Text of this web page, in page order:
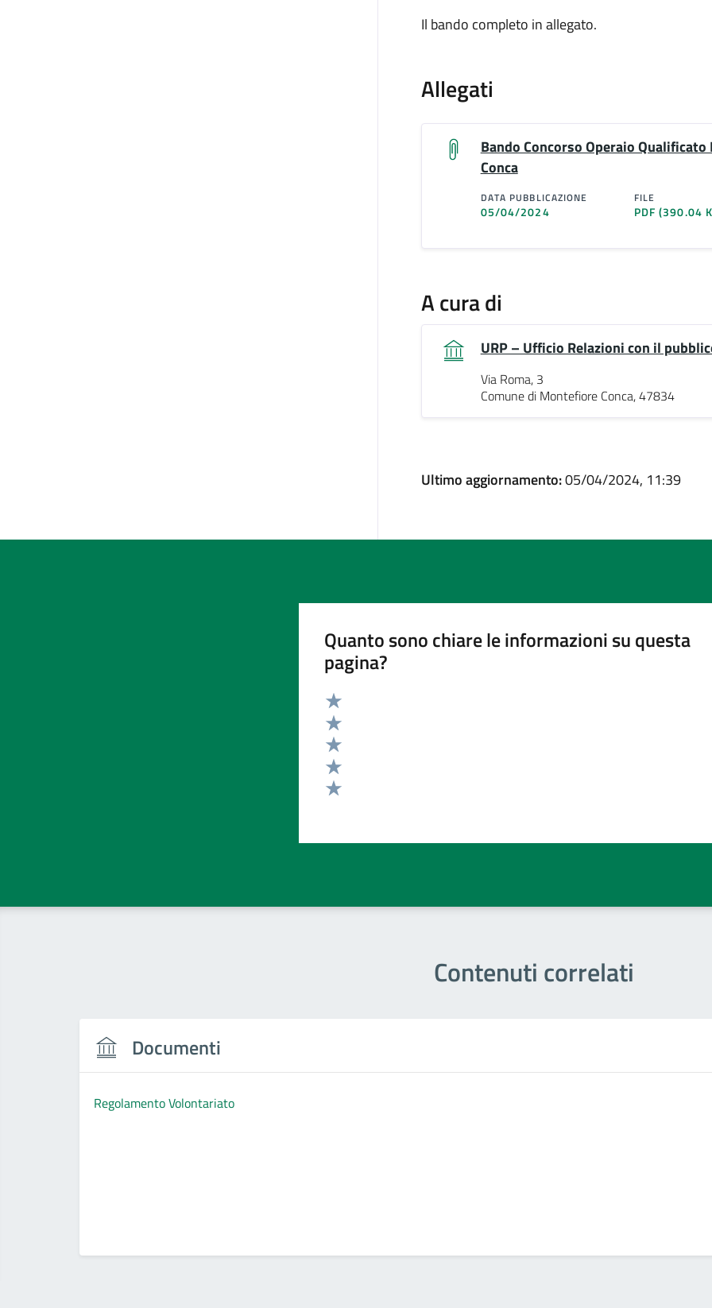
Il bando completo in allegato.
Allegati
Bando Concorso Operaio
Conca
DATA PUBBLICAZIONE
05/04/2024
FILE
PDF(390.04
A cura di
URP – Ufficio Relazioni con il
Via Roma, 3
Comune di Montefiore Conca, 47834
Ultimo aggiornamento:05/04/2024, 11:39
Quanto sono chiare le informazioni su questa
pagina?
Valuta 5 stelle su 5
Valuta 4 stelle su 5
Valuta 3 stelle su 5
Valuta 2 stelle su 5
Contenuti correlati
Documenti
Regolamento Volontariato